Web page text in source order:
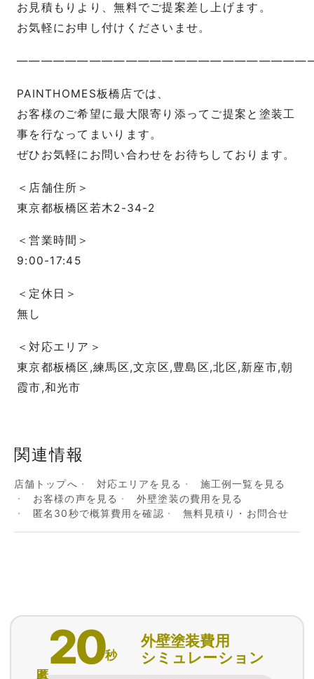
お見積もりより、無料でご提案差し上げます。
お気軽にお申し付けくださいませ。
PAINTHOMES板橋店では、
お客様のご希望に最大限寄り添ってご提案と塗装工
事を行なってまいります。
ぜひお気軽にお問い合わせをお待ちしております。
＜店舗住所＞
東京都板橋区若木2-34-2
＜営業時間＞
9:00-17:45
＜定休日＞
無し
＜対応エリア＞
東京都板橋区,練馬区,文京区,豊島区,北区,新座市,朝
霞市,和光市
関連情報
店舗トップへ 対応エリアを見る
施工例一覧を見る
お客様の声を見る
外壁塗装の費用を見る
匿名30秒で概算費用を確認
無料見積り・お問合せ
20秒
外壁塗装費用
シミュレーション